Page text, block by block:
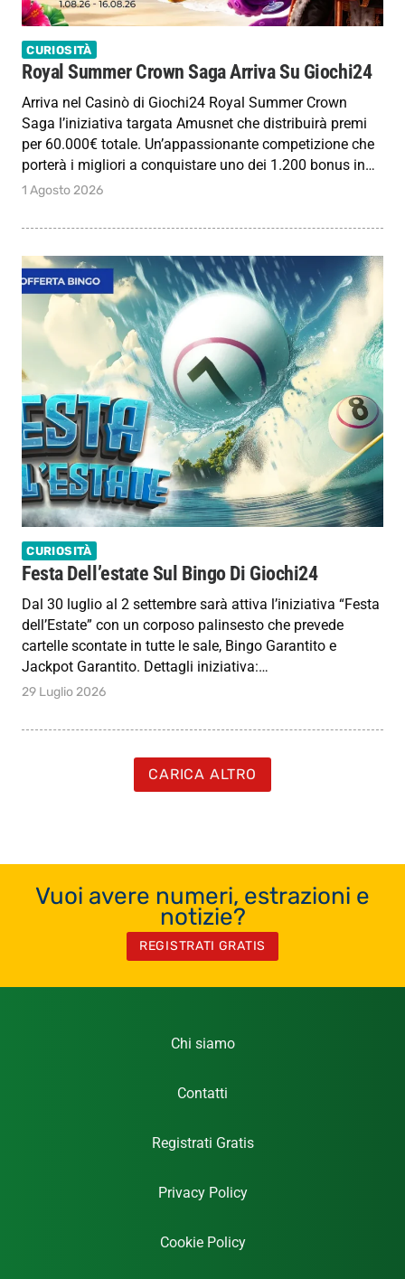
CURIOSITÀ
Royal Summer Crown Saga Arriva Su Giochi24
Arriva nel Casinò di Giochi24 Royal Summer Crown
Saga l’iniziativa targata Amusnet che distribuirà premi
per 60.000€ totale. Un’appassionante competizione che
porterà i migliori a conquistare uno dei 1.200 bonus in…
1 Agosto 2026
CURIOSITÀ
Festa Dell’estate Sul Bingo Di Giochi24
Dal 30 luglio al 2 settembre sarà attiva l’iniziativa “Festa
dell’Estate” con un corposo palinsesto che prevede
cartelle scontate in tutte le sale, Bingo Garantito e
Jackpot Garantito. Dettagli iniziativa:…
29 Luglio 2026
CARICA ALTRO
Vuoi avere numeri, estrazioni e
notizie?
REGISTRATI GRATIS
Chi siamo
Contatti
Registrati Gratis
Privacy Policy
Cookie Policy